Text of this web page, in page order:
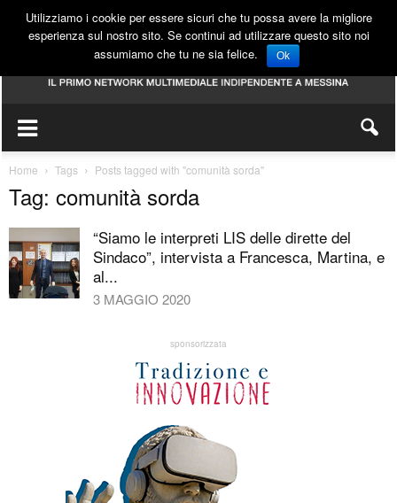
Home Tags Posts tagged with "comunità sorda"
Tag: comunità sorda
“Siamo le interpreti LIS delle dirette del
Sindaco”, intervista a Francesca, Martina, e
al...
3 MAGGIO 2020
sponsorizzata
Utilizziamo i cookie per essere sicuri che tu possa avere la migliore
esperienza sul nostro sito. Se continui ad utilizzare questo sito noi
assumiamo che tu ne sia felice.
Ok